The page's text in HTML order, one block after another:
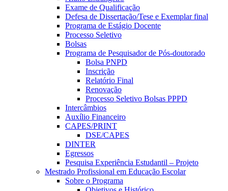
Exame de Qualificação
Defesa de Dissertação/Tese e Exemplar final
Programa de Estágio Docente
Processo Seletivo
Bolsas
Programa de Pesquisador de Pós-doutorado
Bolsa PNPD
Inscrição
Relatório Final
Renovação
Processo Seletivo Bolsas PPPD
Intercâmbios
Auxílio Financeiro
CAPES/PRINT
DSE/CAPES
DINTER
Egressos
Pesquisa Experiência Estudantil – Projeto
Mestrado Profissional em Educação Escolar
Sobre o Programa